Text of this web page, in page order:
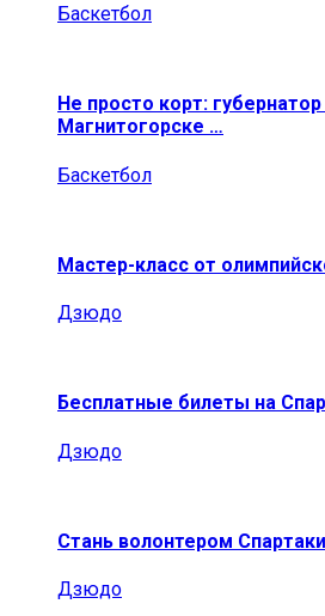
Баскетбол
Не просто корт:
Магнитогорске …
Баскетбол
Мастер-класс от
Дзюдо
Бесплатные билеты на
Дзюдо
Стань волонтером
Дзюдо